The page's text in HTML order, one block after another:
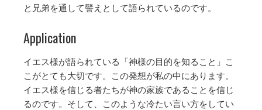
と兄弟を通して譬えとして語られているのです。
Application
イエス様が語られている「神様の目的を知ること」こ
こがとても大切です。この発想が私の中にあります。
イエス様を信じる者たちが神の家族であることを信じ
るのです。そして、このような冷たい言い方をしてい